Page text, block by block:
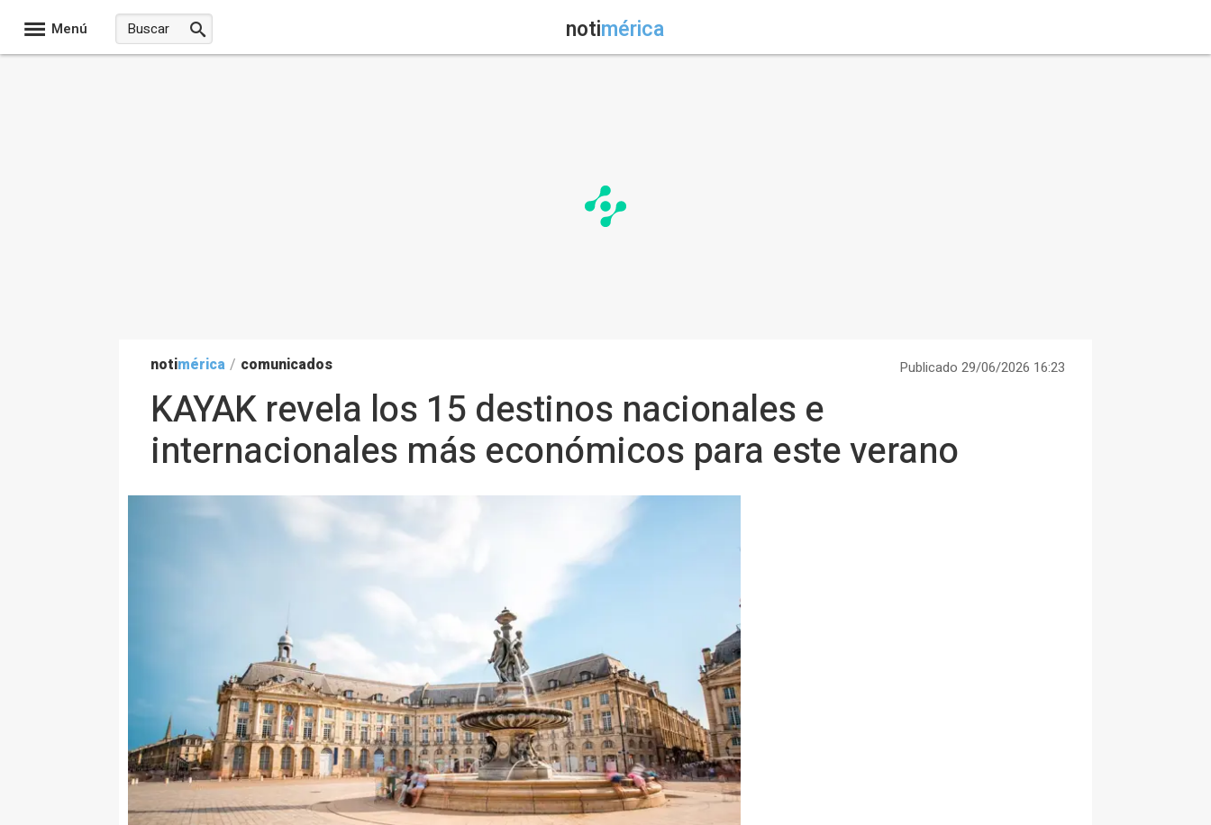
Menú notimérica
notimérica / comunicados Publicado 29/06/2026 16:23
KAYAK revela los 15 destinos nacionales e
internacionales más económicos para este verano